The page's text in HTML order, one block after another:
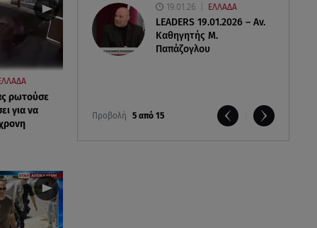
19.01.26 ΕΛΛΑΔΑ
LEADERS 19.01.2026 – Αν.
Καθηγητής Μ.
Παπάζογλου
Προβολή 5 από 15
ρωτούσε
για να